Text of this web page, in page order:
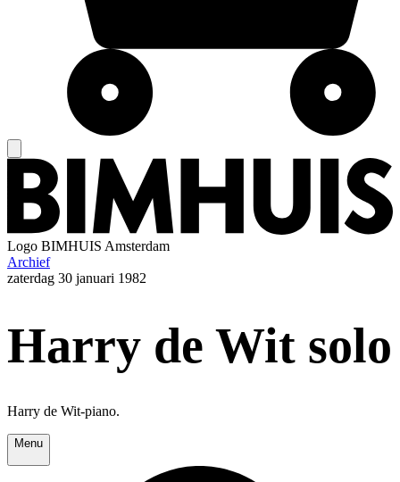
Logo BIMHUIS Amsterdam
Archief
zaterdag 30 januari 1982
Harry de Wit solo
Harry de Wit-piano.
Menu